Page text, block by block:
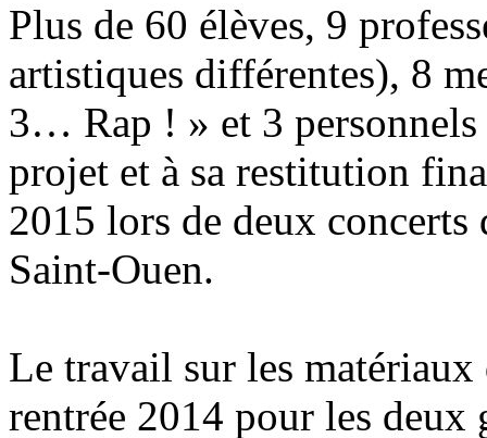
Plus de 60 élèves, 9
artistiques différentes), 8
3… Rap ! » et 3
projet et à sa restitution
2015 lors de deux concerts
Saint-Ouen.
Le travail sur les matériaux
rentrée 2014 pour les deux